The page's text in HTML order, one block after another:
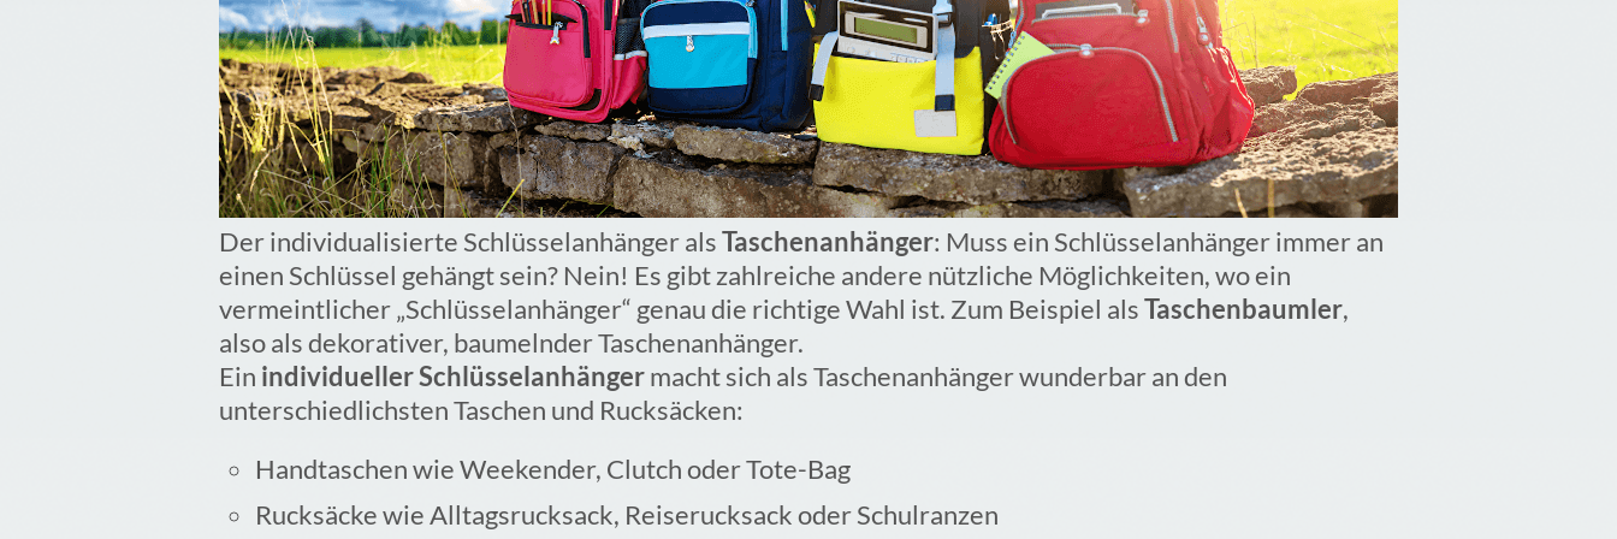
Der individualisierte Schlüsselanhänger alsTaschenanhänger: Muss ein Schlüsselanhänger immer an
einen Schlüssel gehängt sein? Nein! Es gibt zahlreiche andere nützliche Möglichkeiten, wo ein
vermeintlicher „Schlüsselanhänger“ genau die richtige Wahl ist. Zum Beispiel alsTaschenbaumler,
also als dekorativer, baumelnder Taschenanhänger.
Ein individueller Schlüsselanhängermacht sich als Taschenanhänger wunderbar an den
unterschiedlichsten Taschen und Rucksäcken:
Handtaschen wie Weekender, Clutch oder Tote-Bag
Rucksäcke wie Alltagsrucksack, Reiserucksack oder Schulranzen